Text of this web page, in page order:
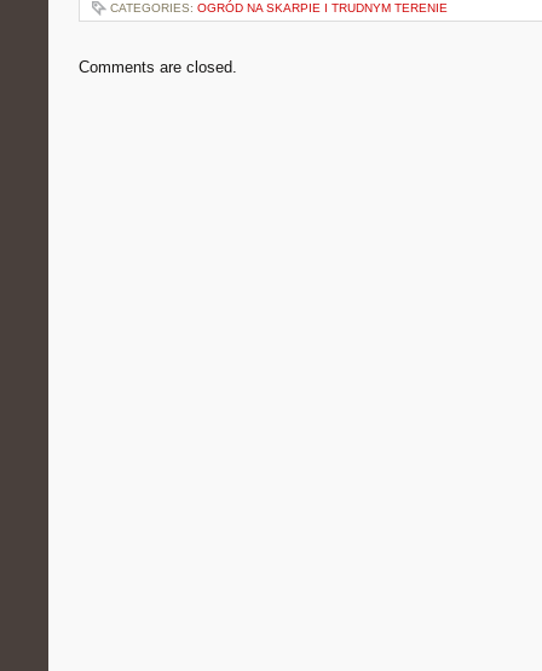
CATEGORIES: OGRÓD NA SKARPIE I TRUDNYM TERENIE
Comments are closed.